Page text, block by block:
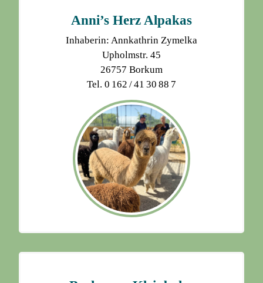
Anni’s Herz Alpakas
Inhaberin: Annkathrin Zymelka
Upholmstr. 45
26757 Borkum
Tel. 0 162 / 41 30 88 7